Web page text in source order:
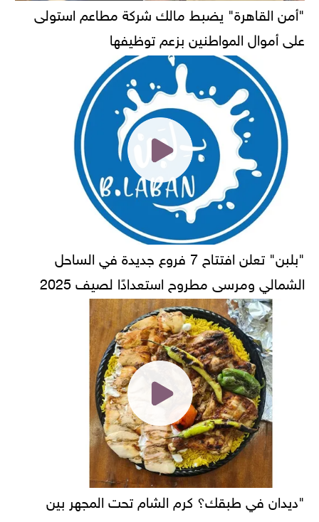
"أمن القاهرة" يضبط مالك شركة مطاعم استولى
على أموال المواطنين بزعم توظيفها
"بلبن" تعلن افتتاح 7 فروع جديدة في الساحل
الشمالي ومرسى مطروح استعدادًا لصيف 2025
"ديدان في طبقك؟ كرم الشام تحت المجهر بين